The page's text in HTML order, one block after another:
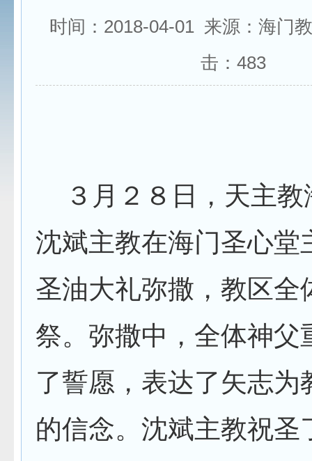
时间：2018-04-01 来源：海门
击： 483
３月２８日，天主
沈斌主教在海门圣心堂
圣油大礼弥撒，教区全
祭。弥撒中，全体神父
了誓愿，表达了矢志为
的信念。沈斌主教祝圣